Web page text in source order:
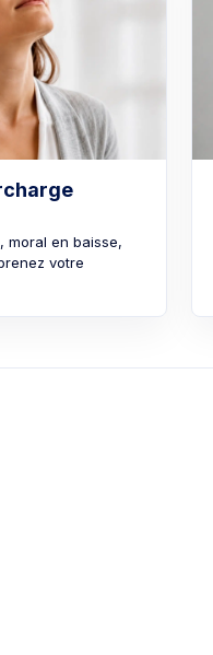
moral en baisse,
votre